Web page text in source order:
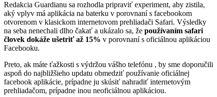
Redakcia Guardianu sa rozhodla pripraviť experiment, aby zistila,
aký vplyv má aplikácia na baterku v porovnaní s facebookom
otvorenom v klasickom internetovom prehliadači Safari. Výsledky
na seba nenechali dlho čakať a ukázalo sa, že používaním safari
človek dokáže ušetriť až 15% v porovnaní s oficiálnou aplikáciou
Facebooku.
Preto, ak máte ťažkosti s výdržou vášho telefónu , by sme doporučili
aspoň do najbližšieho updatu obmedziť používanie oficiálnej
facebook aplikácie, prípadne ju skúsiť nahradiť internetovým
prehliadačom, prípadne inou neoficiálnou aplikáciou.